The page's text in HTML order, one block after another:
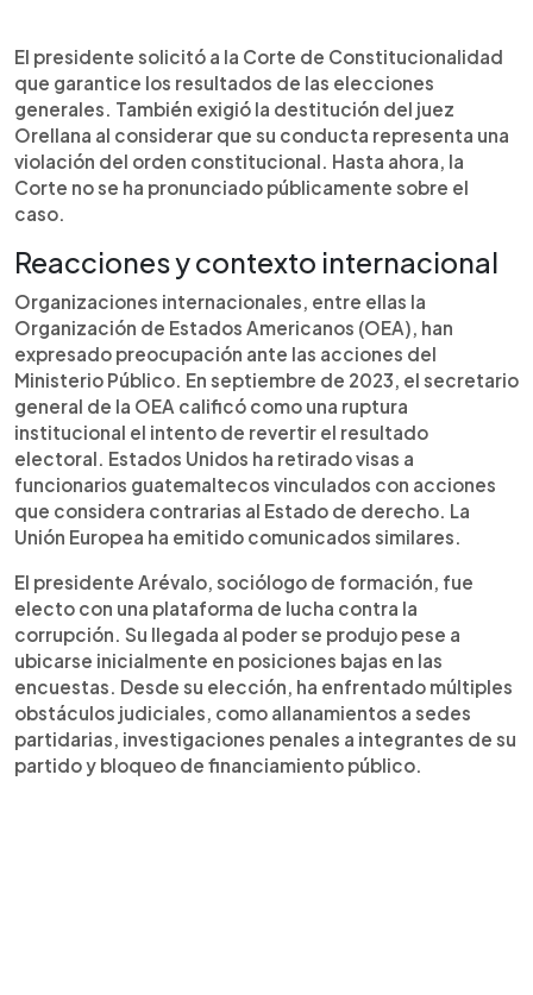
El presidente solicitó a la Corte de Constitucionalidad
que garantice los resultados de las elecciones
generales. También exigió la destitución del juez
Orellana al considerar que su conducta representa una
violación del orden constitucional. Hasta ahora, la
Corte no se ha pronunciado públicamente sobre el
caso.
Reacciones y contexto internacional
Organizaciones internacionales, entre ellas la
Organización de Estados Americanos (OEA), han
expresado preocupación ante las acciones del
Ministerio Público. En septiembre de 2023, el secretario
general de la OEA calificó como una ruptura
institucional el intento de revertir el resultado
electoral. Estados Unidos ha retirado visas a
funcionarios guatemaltecos vinculados con acciones
que considera contrarias al Estado de derecho. La
Unión Europea ha emitido comunicados similares.
El presidente Arévalo, sociólogo de formación, fue
electo con una plataforma de lucha contra la
corrupción. Su llegada al poder se produjo pese a
ubicarse inicialmente en posiciones bajas en las
encuestas. Desde su elección, ha enfrentado múltiples
obstáculos judiciales, como allanamientos a sedes
partidarias, investigaciones penales a integrantes de su
partido y bloqueo de financiamiento público.